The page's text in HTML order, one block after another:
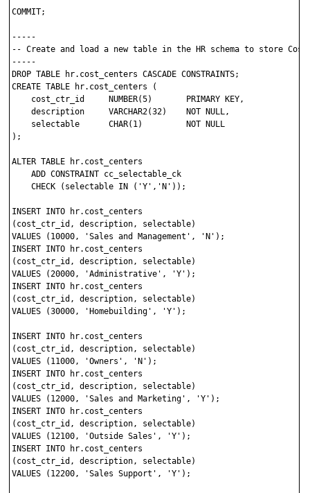
COMMIT;
-----
-- Create and load a new table in the HR schema to store Cost
-----
DROP TABLE hr.cost_centers CASCADE CONSTRAINTS;
CREATE TABLE hr.cost_centers (
    cost_ctr_id     NUMBER(5)       PRIMARY KEY,
    description     VARCHAR2(32)    NOT NULL,
    selectable      CHAR(1)         NOT NULL
);
ALTER TABLE hr.cost_centers
    ADD CONSTRAINT cc_selectable_ck
    CHECK (selectable IN ('Y','N'));
INSERT INTO hr.cost_centers
(cost_ctr_id, description, selectable)
VALUES (10000, 'Sales and Management', 'N');
INSERT INTO hr.cost_centers
(cost_ctr_id, description, selectable)
VALUES (20000, 'Administrative', 'Y');
INSERT INTO hr.cost_centers
(cost_ctr_id, description, selectable)
VALUES (30000, 'Homebuilding', 'Y');
INSERT INTO hr.cost_centers
(cost_ctr_id, description, selectable)
VALUES (11000, 'Owners', 'N');
INSERT INTO hr.cost_centers
(cost_ctr_id, description, selectable)
VALUES (12000, 'Sales and Marketing', 'Y');
INSERT INTO hr.cost_centers
(cost_ctr_id, description, selectable)
VALUES (12100, 'Outside Sales', 'Y');
INSERT INTO hr.cost_centers
(cost_ctr_id, description, selectable)
VALUES (12200, 'Sales Support', 'Y');